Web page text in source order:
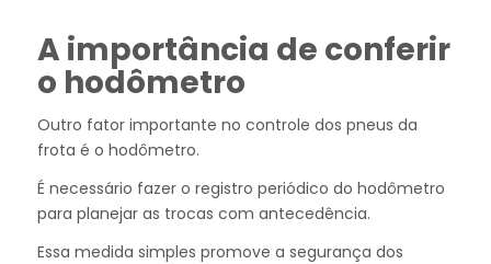
A importância de conferir
o hodômetro
Outro fator importante no controle dos pneus da
frota é o hodômetro.
É necessário fazer o registro periódico do hodômetro
para planejar as trocas com antecedência.
Essa medida simples promove a segurança dos